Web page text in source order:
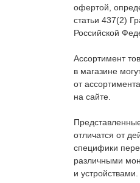
офертой,
статьи 437(2)
Российской
Ассортимент
в магазине
от
на сайте.
отличатся от
специфики
различными
и устройствами.